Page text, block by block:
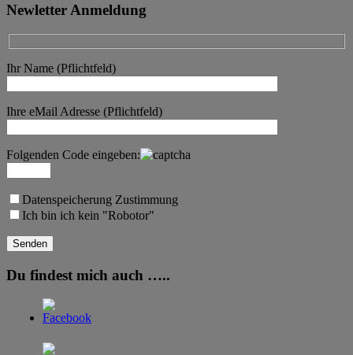
Newletter Anmeldung
Ihr Name (Pflichtfeld)
Ihre eMail Adresse (Pflichtfeld)
Folgenden Code eingeben:
Datenspeicherung Zustimmung
Ich bin ich kein "Robotor"
Du findest mich auch …..